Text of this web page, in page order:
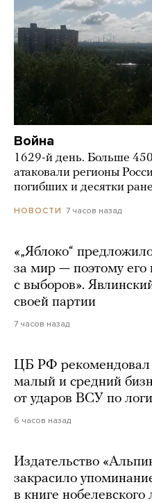
Война
1629-й день. Больше
атаковали регионы
погибших и десятки
НОВОСТИ 7 часов назад
«„Яблоко“
за мир — поэтому его
с выборов».
своей партии
7 часов назад
ЦБ РФ рекомендовал
малый и средний
от ударов ВСУ по
6 часов назад
Издательство
закрасило
в книге нобелевского